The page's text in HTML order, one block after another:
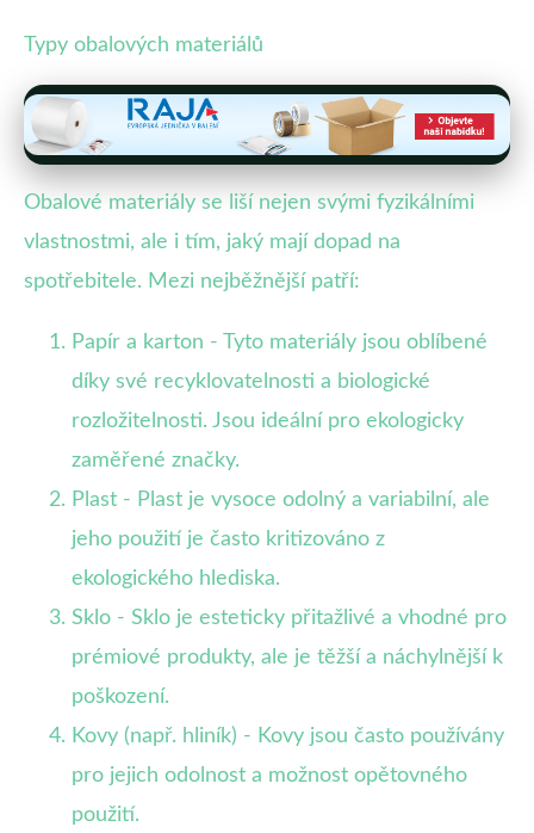
Typy obalových materiálů
Obalové materiály se liší nejen svými fyzikálními
vlastnostmi, ale i tím, jaký mají dopad na
spotřebitele. Mezi nejběžnější patří:
Papír a karton - Tyto materiály jsou oblíbené
díky své recyklovatelnosti a biologické
rozložitelnosti. Jsou ideální pro ekologicky
zaměřené značky.
Plast - Plast je vysoce odolný a variabilní, ale
jeho použití je často kritizováno z
ekologického hlediska.
Sklo - Sklo je esteticky přitažlivé a vhodné pro
prémiové produkty, ale je těžší a náchylnější k
poškození.
Kovy (např. hliník) - Kovy jsou často používány
pro jejich odolnost a možnost opětovného
použití.